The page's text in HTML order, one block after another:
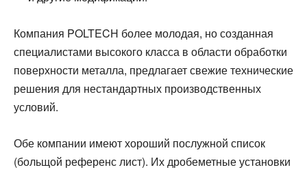
Компания POLTECH более молодая, но созданная
специалистами высокого класса в области обработки
поверхности металла, предлагает свежие технические
решения для нестандартных производственных
условий.
Обе компании имеют хороший послужной список
(больщой референс лист). Их дробеметные установки